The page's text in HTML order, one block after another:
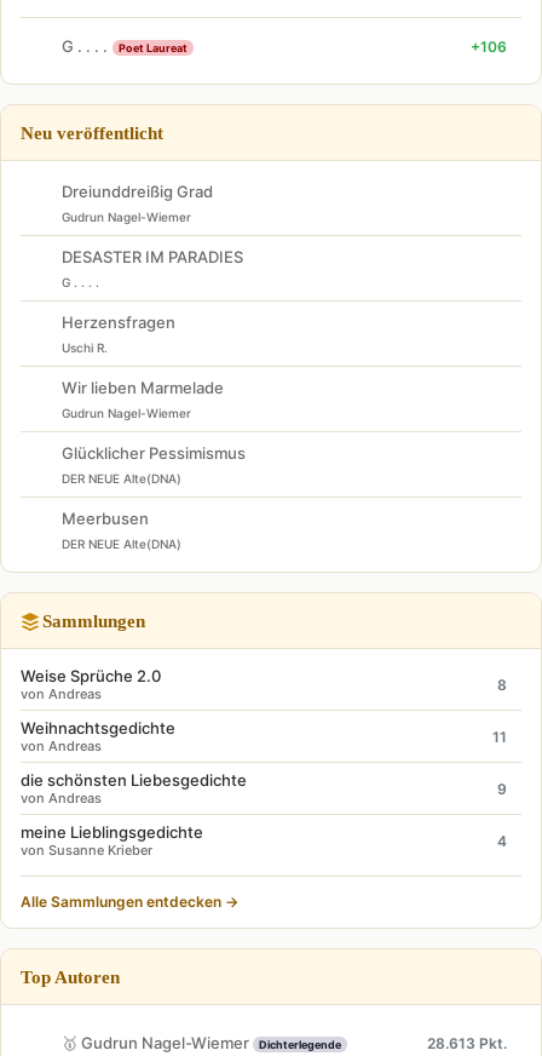
G . . . . Poet Laureat +106
Neu veröffentlicht
Dreiunddreißig Grad
Gudrun Nagel-Wiemer
DESASTER IM PARADIES
G . . . .
Herzensfragen
Uschi R.
Wir lieben Marmelade
Gudrun Nagel-Wiemer
Glücklicher Pessimismus
DER NEUE Alte(DNA)
Meerbusen
DER NEUE Alte(DNA)
Sammlungen
Weise Sprüche 2.0
von Andreas
8
Weihnachtsgedichte
von Andreas
11
die schönsten Liebesgedichte
von Andreas
9
meine Lieblingsgedichte
von Susanne Krieber
4
Alle Sammlungen entdecken →
Top Autoren
🥇 Gudrun Nagel-Wiemer Dichterlegende 28.613 Pkt.